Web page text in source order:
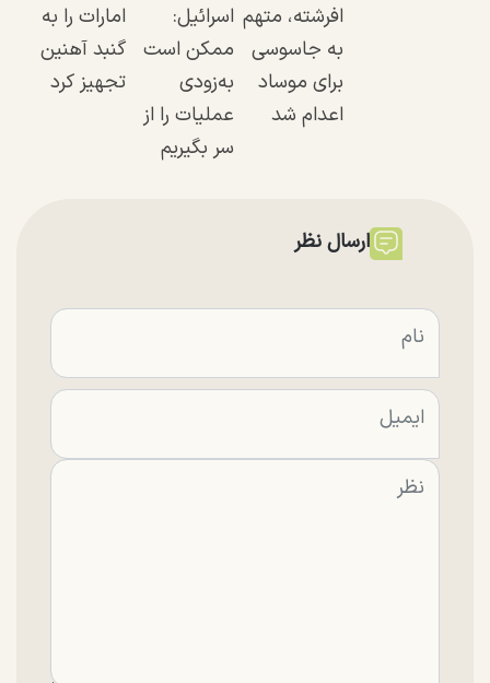
افرشته، متهم
به جاسوسی
برای موساد
اعدام شد
اسرائیل:
ممکن است
به‌زودی
عملیات را از
سر بگیریم
امارات را به
گنبد آهنین
تجهیز کرد
ارسال نظر